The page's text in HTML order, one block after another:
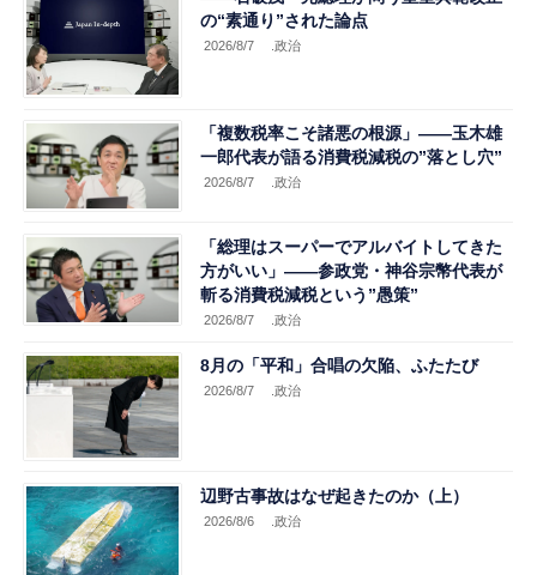
の“素通り”された論点
2026/8/7 .政治
「複数税率こそ諸悪の根源」――玉木雄
一郎代表が語る消費税減税の”落とし穴”
2026/8/7 .政治
「総理はスーパーでアルバイトしてきた
方がいい」――参政党・神谷宗幣代表が
斬る消費税減税という”愚策”
2026/8/7 .政治
8月の「平和」合唱の欠陥、ふたたび
2026/8/7 .政治
辺野古事故はなぜ起きたのか（上）
2026/8/6 .政治